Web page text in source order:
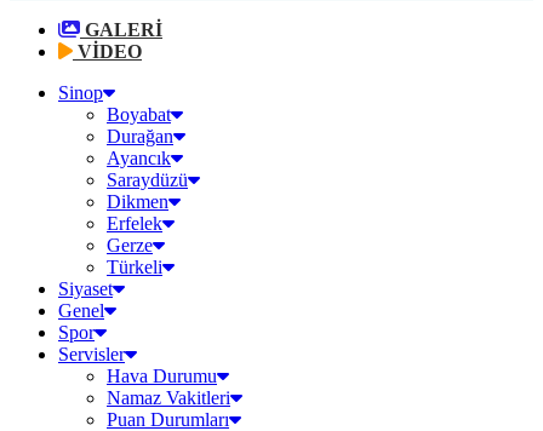
GALERİ
VİDEO
Sinop
Boyabat
Durağan
Ayancık
Saraydüzü
Dikmen
Erfelek
Gerze
Türkeli
Siyaset
Genel
Spor
Servisler
Hava Durumu
Namaz Vakitleri
Puan Durumları